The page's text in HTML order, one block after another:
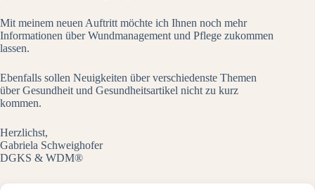
Mit meinem neuen Auftritt möchte ich Ihnen noch mehr
Informationen über Wundmanagement und Pflege zukommen
lassen.
Ebenfalls sollen Neuigkeiten über verschiedenste Themen
über Gesundheit und Gesundheitsartikel nicht zu kurz
kommen.
Herzlichst,
Gabriela Schweighofer
DGKS & WDM®